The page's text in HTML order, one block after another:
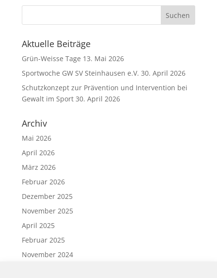
Aktuelle Beiträge
Grün-Weisse Tage 13. Mai 2026
Sportwoche GW SV Steinhausen e.V. 30. April 2026
Schutzkonzept zur Prävention und Intervention bei
Gewalt im Sport 30. April 2026
Archiv
Mai 2026
April 2026
März 2026
Februar 2026
Dezember 2025
November 2025
April 2025
Februar 2025
November 2024